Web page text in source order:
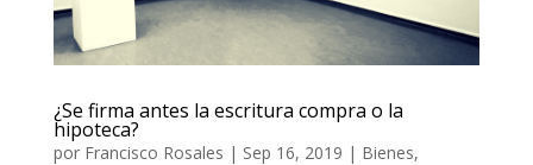
¿Se firma antes la escritura compra o la
hipoteca?
por Francisco Rosales | Sep 16, 2019 | Bienes,